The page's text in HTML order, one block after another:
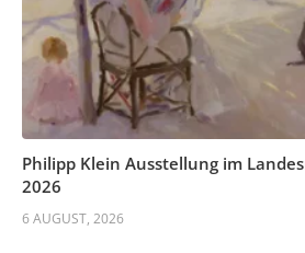
Philipp Klein Ausstellung im
2026
6 AUGUST, 2026